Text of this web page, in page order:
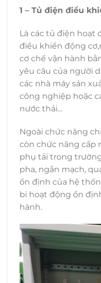
1 – Tủ điện điều
Là các tủ điện hoạt
điều khiển động
cơ chế vận hành
yêu câu của người
các nhà máy sản
công nghiệp hoặc
nước thải…
Ngoài chức năng
còn chức năng cấp
phụ tải trong
pha, ngắn mạch,
ổn định của hệ
bi hoạt động ổn
hành.